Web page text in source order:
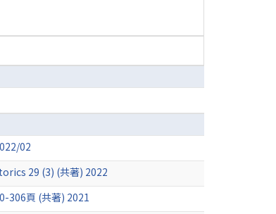
02
29 (3) (共著) 2022
頁 (共著) 2021